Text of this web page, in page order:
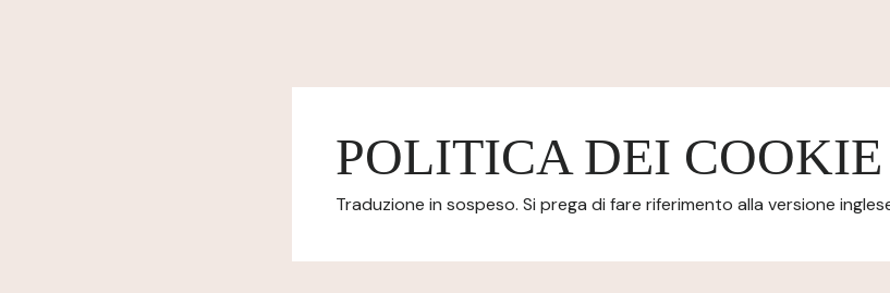
POLITICA DEI COOKIE
Traduzione in sospeso. Si prega di fare riferimento alla versione